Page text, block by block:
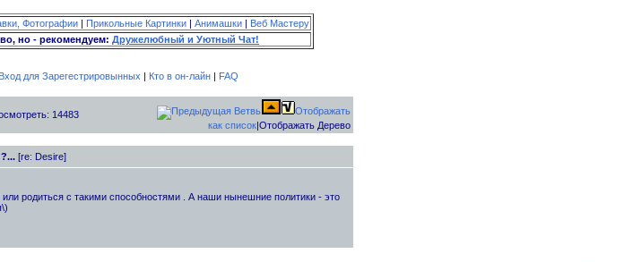
Фотографии | Прикольные Картинки | Анимашки | Веб Мастеру
но - рекомендуем: Дружелюбный и Уютный Чат!
Вход для Зарегестрировынных | Кто в он-лайн| FAQ
14483
Отображать
как список|Отображать Дерево
[re: Desire]
родиться с такими способностями . А наши нынешние политики - это